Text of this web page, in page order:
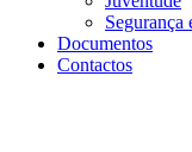
Documentos
Contactos